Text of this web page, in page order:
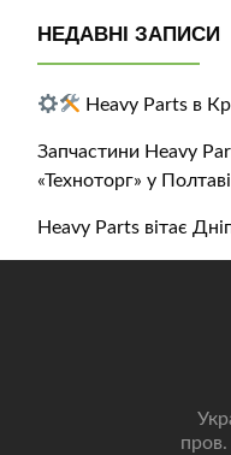
НЕДАВНІ ЗАПИСИ
Heavy Parts в
Запчастини Heavy
«Техноторг» у
Heavy Parts вітає
пров.